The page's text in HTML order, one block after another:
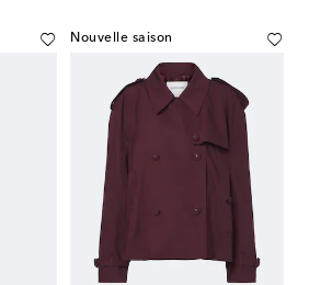
Nouvelle saison